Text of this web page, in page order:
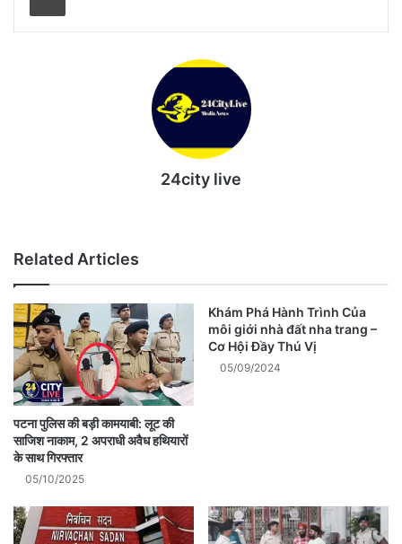
24city live
Related Articles
पटना पुलिस की बड़ी कामयाबी: लूट की
साजिश नाकाम, 2 अपराधी अवैध हथियारों
के साथ गिरफ्तार
05/10/2025
Khám Phá Hành Trình Của
môi giới nhà đất nha trang –
Cơ Hội Đầy Thú Vị
05/09/2024